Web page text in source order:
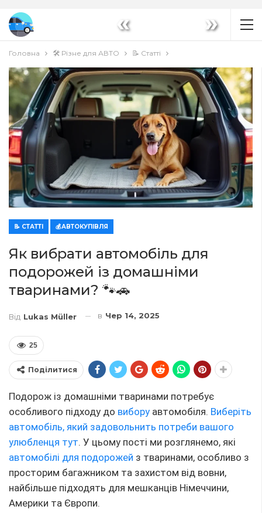
« »
Головна 🛠️ Різне для АВТО 📝 Статті
📝 СТАТТІ 💰АВТОКУПІВЛЯ
Як вибрати автомобіль для
подорожей із домашніми
тваринами? 🐾🚗
Від Lukas Müller в Чер 14, 2025
25
Поділитися
Подорож із домашніми тваринами потребує
особливого підходу до вибору автомобіля. Виберіть
автомобіль, який задовольнить потреби вашого
улюбленця тут. У цьому пості ми розглянемо, які
автомобілі для подорожей з тваринами, особливо з
просторим багажником та захистом від вовни,
найбільше підходять для мешканців Німеччини,
Америки та Європи.